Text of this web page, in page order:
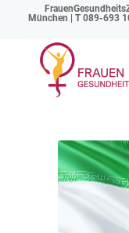
München | T 089-693